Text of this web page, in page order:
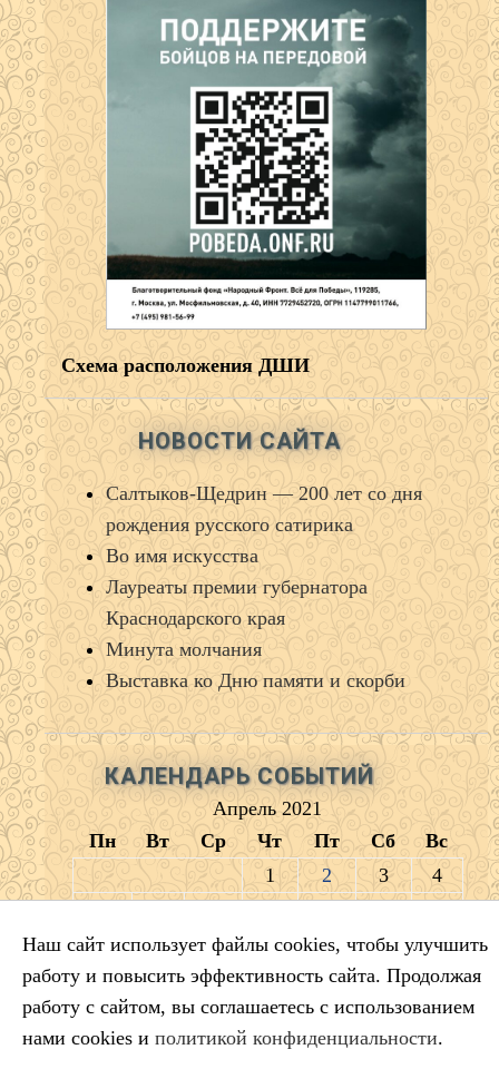
Схема расположения ДШИ
НОВОСТИ САЙТА
Салтыков‑Щедрин — 200 лет со дня
рождения русского сатирика
Во имя искусства
Лауреаты премии губернатора
Краснодарского края
Минута молчания
Выставка ко Дню памяти и скорби
КАЛЕНДАРЬ СОБЫТИЙ
Апрель 2021
Пн
Вт Ср Чт Пт Сб
Вс
1
2 3
4
12
13 14 15 16 17
18
19
20 21 22 23 24
25
26
27 28 29
30
« Мар
Май »
Наш сайт использует файлы cookies, чтобы улучшить
работу и повысить эффективность сайта. Продолжая
работу с сайтом, вы соглашаетесь с использованием
нами cookies и политикой конфиденциальности.